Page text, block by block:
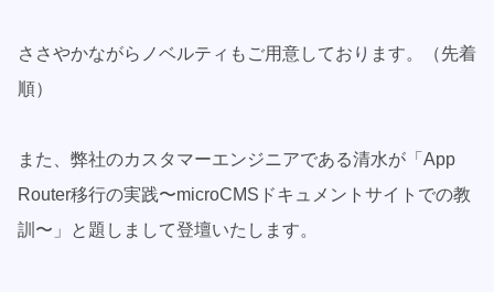
ささやかながらノベルティもご用意しております。（先着
順）
また、弊社のカスタマーエンジニアである清水が「App
Router移行の実践〜microCMSドキュメントサイトでの教
訓〜」と題しまして登壇いたします。